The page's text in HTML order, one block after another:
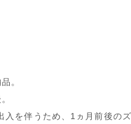
。
を伴うため、1ヵ月前後の